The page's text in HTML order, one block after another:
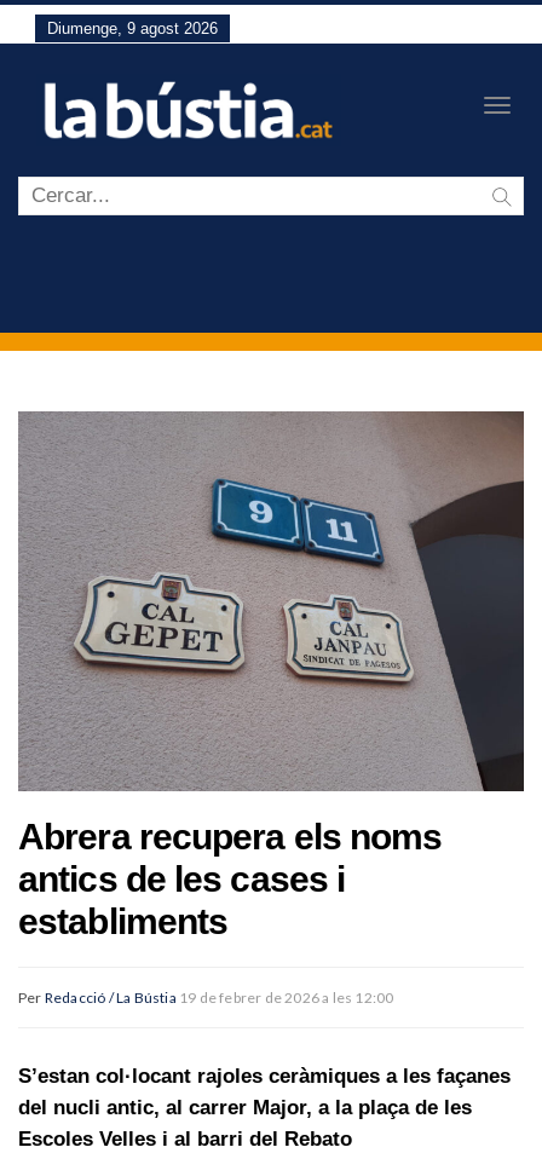
Diumenge, 9 agost 2026
Abrera recupera els noms
antics de les cases i
establiments
Per Redacció / La Bústia 19 de febrer de 2026 a les 12:00
S’estan col·locant rajoles ceràmiques a les façanes
del nucli antic, al carrer Major, a la plaça de les
Escoles Velles i al barri del Rebato